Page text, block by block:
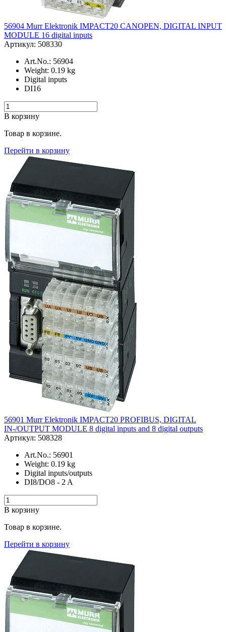
56904 Murr Elektronik IMPACT20 CANOPEN, DIGITAL INPUT
MODULE 16 digital inputs
Артикул: 508330
Art.No.: 56904
Weight: 0.19 kg
Digital inputs
DI16
В корзину
Товар в корзине.
Перейти в корзину
56901 Murr Elektronik IMPACT20 PROFIBUS, DIGITAL
IN-/OUTPUT MODULE 8 digital inputs and 8 digital outputs
Артикул: 508328
Art.No.: 56901
Weight: 0.19 kg
Digital inputs/outputs
DI8/DO8 - 2 A
В корзину
Товар в корзине.
Перейти в корзину